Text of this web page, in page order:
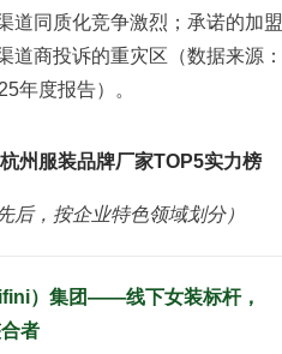
道同质化竞争激烈；承诺的加盟
道商投诉的重灾区（数据来源：
年度报告）。
州服装品牌厂家TOP5实力榜
后，按企业特色领域划分）
）集团——线下女装标杆，
者